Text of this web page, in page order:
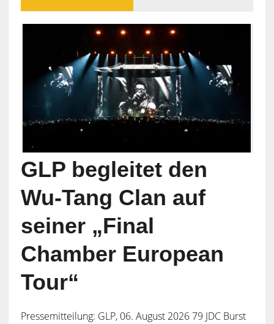
GLP begleitet den
Wu-Tang Clan auf
seiner „Final
Chamber European
Tour“
Pressemitteilung: GLP, 06. August 2026 79 JDC Burst